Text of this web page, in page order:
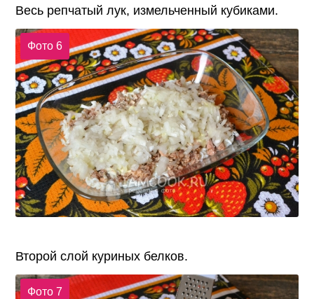
Весь репчатый лук, измельченный кубиками.
Фото 6
Второй слой куриных белков.
Фото 7